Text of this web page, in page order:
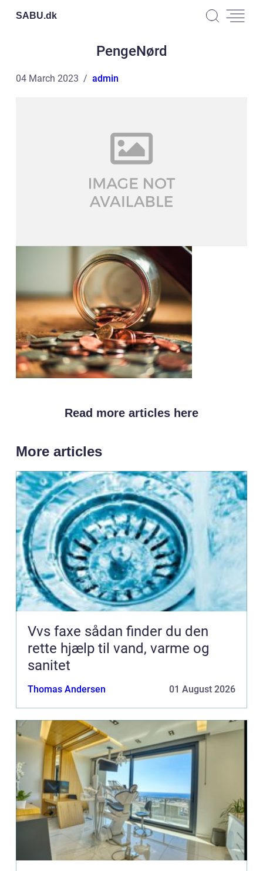
SABU.dk
PengeNørd
04 March 2023 admin
Read more articles here
More articles
Vvs faxe sådan finder du den
rette hjælp til vand, varme og
sanitet
Thomas Andersen 01 August 2026